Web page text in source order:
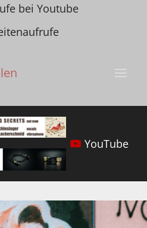
bei Youtube
YouTube